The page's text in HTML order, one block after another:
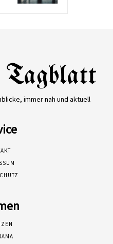
immer nah und aktuell